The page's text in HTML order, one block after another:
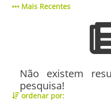
Mais Recentes
Não existem
pesquisa!
ordenar por: